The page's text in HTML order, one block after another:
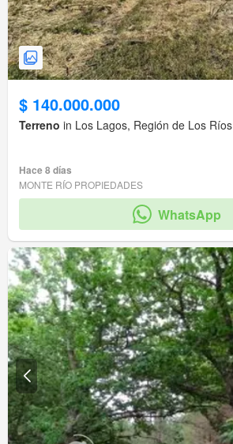
$ 140.000.000
Terreno in Los Lagos, Región de Los Ríos
Hace 8 días
MONTE RÍO PROPIEDADES
WhatsApp